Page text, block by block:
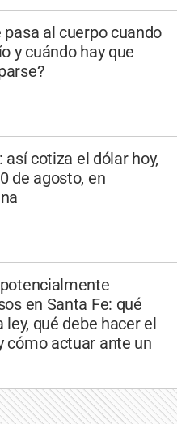
pasa al cuerpo cuando
y cuándo hay que
así cotiza el dólar hoy,
de agosto, en
en Santa Fe: qué
ley, qué debe hacer el
cómo actuar ante un